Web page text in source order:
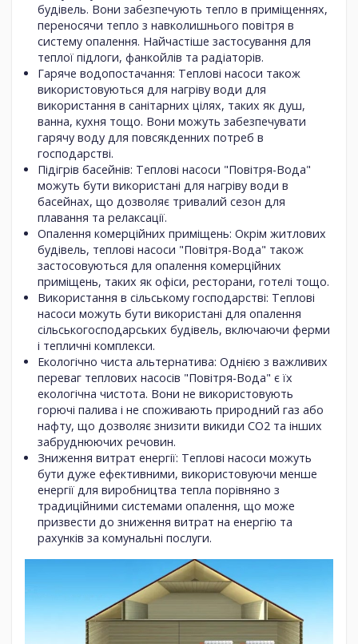
будівель. Вони забезпечують тепло в приміщеннях,
переносячи тепло з навколишнього повітря в
систему опалення. Найчастіше застосування для
теплої підлоги, фанкойлів та радіаторів.
Гаряче водопостачання: Теплові насоси також
використовуються для нагріву води для
використання в санітарних цілях, таких як душ,
ванна, кухня тощо. Вони можуть забезпечувати
гарячу воду для повсякденних потреб в
господарстві.
Підігрів басейнів: Теплові насоси "Повітря-Вода"
можуть бути використані для нагріву води в
басейнах, що дозволяє тривалий сезон для
плавання та релаксації.
Опалення комерційних приміщень: Окрім житлових
будівель, теплові насоси "Повітря-Вода" також
застосовуються для опалення комерційних
приміщень, таких як офіси, ресторани, готелі тощо.
Використання в сільському господарстві: Теплові
насоси можуть бути використані для опалення
сільськогосподарських будівель, включаючи ферми
і тепличні комплекси.
Екологічно чиста альтернатива: Однією з важливих
переваг теплових насосів "Повітря-Вода" є їх
екологічна чистота. Вони не використовують
горючі палива і не споживають природний газ або
нафту, що дозволяє знизити викиди CO2 та інших
забруднюючих речовин.
Зниження витрат енергії: Теплові насоси можуть
бути дуже ефективними, використовуючи менше
енергії для виробництва тепла порівняно з
традиційними системами опалення, що може
призвести до зниження витрат на енергію та
рахунків за комунальні послуги.